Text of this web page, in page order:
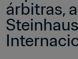
árbitras,